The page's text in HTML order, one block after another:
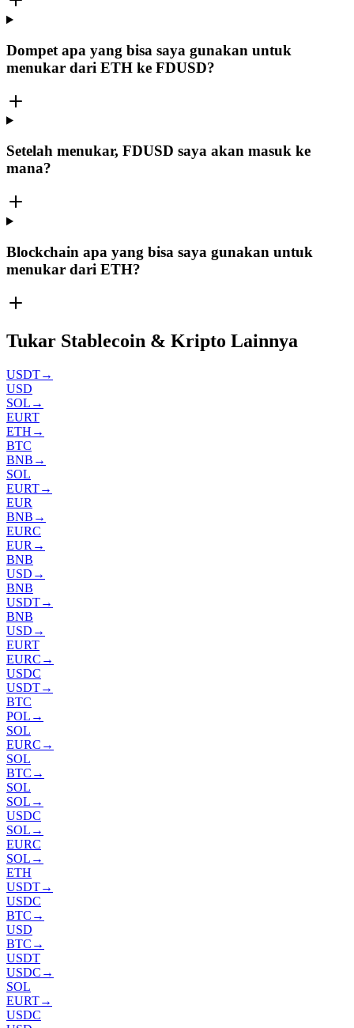
Dompet apa yang bisa saya gunakan untuk
menukar dari ETH ke FDUSD?
Setelah menukar, FDUSD saya akan masuk ke
mana?
Blockchain apa yang bisa saya gunakan untuk
menukar dari ETH?
Tukar Stablecoin & Kripto Lainnya
USDT→
USD
SOL →
EURT
ETH →
BTC
BNB →
SOL
EURT→
EUR
BNB →
EURC
EUR →
BNB
USD →
BNB
USDT→
BNB
USD →
EURT
EURC →
USDC
USDT→
BTC
POL →
SOL
EURC →
SOL
BTC →
SOL
SOL →
USDC
SOL →
EURC
SOL →
ETH
USDT→
USDC
BTC →
USD
BTC →
USDT
USDC →
SOL
EURT→
USDC